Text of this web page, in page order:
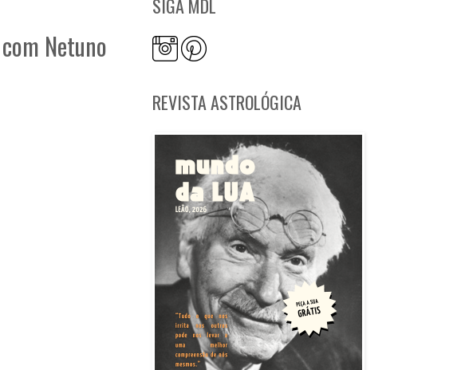
Netuno
SIGA MDL
REVISTA ASTROLÓGICA